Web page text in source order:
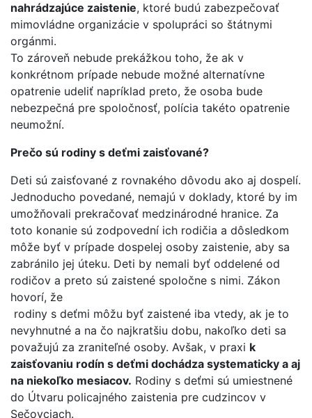
nahrádzajúce zaistenie, ktoré budú zabezpečovať
mimovládne organizácie v spolupráci so štátnymi
orgánmi.
To zároveň nebude prekážkou toho, že ak v
konkrétnom prípade nebude možné alternatívne
opatrenie udeliť napríklad preto, že osoba bude
nebezpečná pre spoločnosť, polícia takéto opatrenie
neumožní.
Prečo sú rodiny s deťmi zaisťované?
Deti sú zaisťované z rovnakého dôvodu ako aj dospelí.
Jednoducho povedané, nemajú v doklady, ktoré by im
umožňovali prekračovať medzinárodné hranice. Za
toto konanie sú zodpovední ich rodičia a dôsledkom
môže byť v prípade dospelej osoby zaistenie, aby sa
zabránilo jej úteku. Deti by nemali byť oddelené od
rodičov a preto sú zaistené spoločne s nimi. Zákon
hovorí, že
rodiny s deťmi môžu byť zaistené iba vtedy, ak je to
nevyhnutné a na čo najkratšiu dobu, nakoľko deti sa
považujú za zraniteľné osoby. Avšak, v praxi k
zaisťovaniu rodín s deťmi dochádza systematicky a aj
na niekoľko mesiacov. Rodiny s deťmi sú umiestnené
do Útvaru policajného zaistenia pre cudzincov v
Sečovciach.